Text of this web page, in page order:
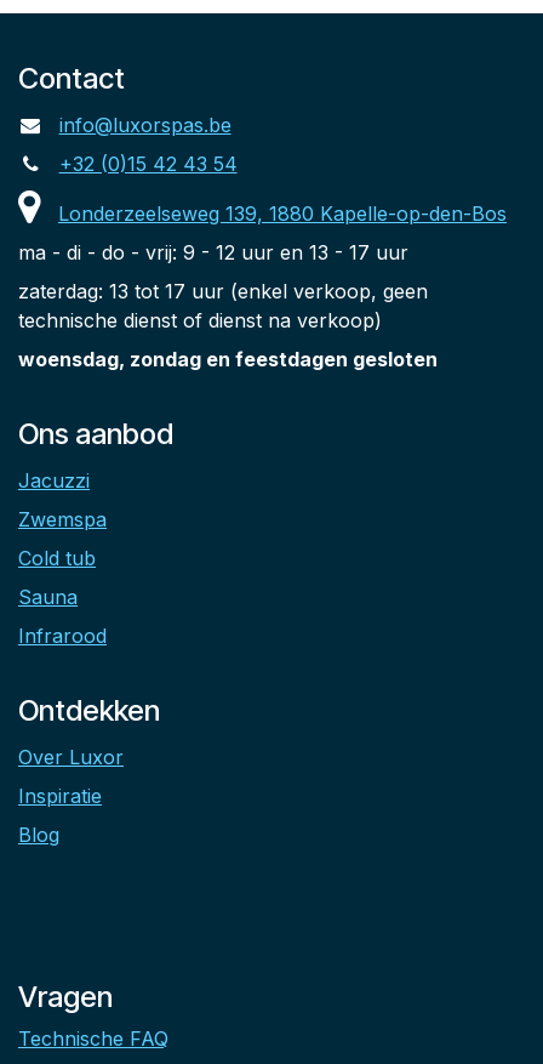
Contact
info@luxorspas.be
+32 (0)15 42 43 54
Londerzeelseweg 139, 1880 Kapelle-op-den-Bos
ma - di - do - vrij: 9 - 12 uur en 13 - 17 uur
zaterdag: 13 tot 17 uur (enkel verkoop, geen
technische dienst of dienst na verkoop)
woensdag, zondag en feestdagen gesloten
Ons aanbod
Jacuzzi
Zwemspa
Cold tub
Sauna
Infrarood
Ontdekken
Over Luxor
Inspiratie
Blog
Vragen
Technische FAQ